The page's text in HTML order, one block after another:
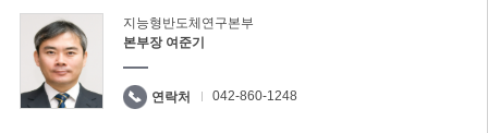
지능형반도체연구본부
본부장 여준기
연락처 042-860-1248